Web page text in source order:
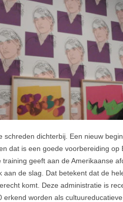
schreden dichterbij. Een nieuw
dat is een goede voorbereiding op
geeft aan de Amerikaanse
aan de slag. Dat betekent dat de
komt. Deze administratie is
worden als